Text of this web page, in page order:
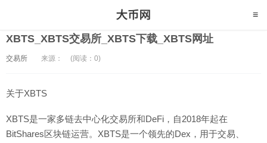
XBTS_XBTS交易所_XBTS下载_XBTS网址
交易所 来源： (阅读：0)
关于XBTS
XBTS是一家多链去中心化交易所和DeFi，自2018年起在
BitShares区块链运营。XBTS是一个领先的Dex，用于交易、